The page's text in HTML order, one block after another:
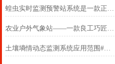
蝗虫实时监测预警站系统是一款正好用得上的蝗虫实时监测软件
农业户外气象站——一款良工巧匠的农业气象环境物联网监测系统
土壤墒情动态监测系统应用范围#雷雨来袭